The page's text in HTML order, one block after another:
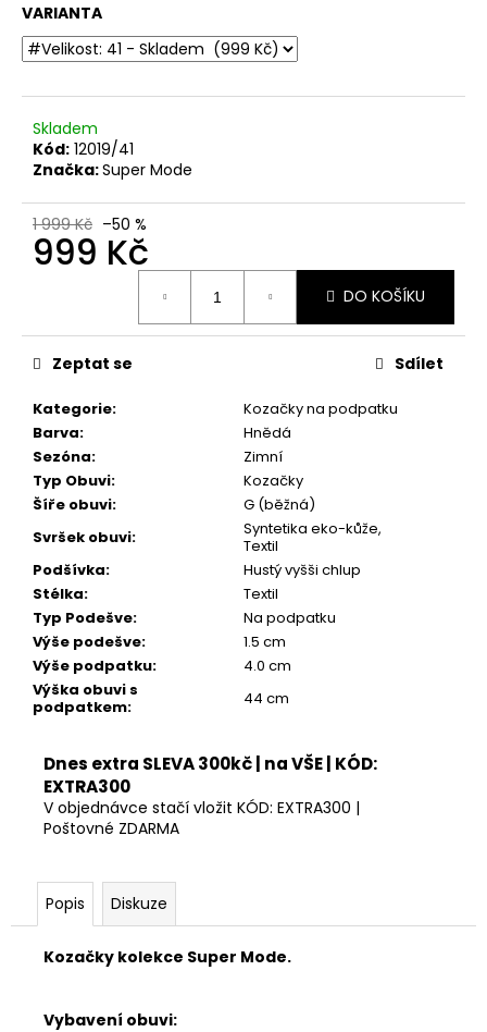
VARIANTA
Skladem
Kód: 12019/41
Značka:Super Mode
1 999 Kč –50 %
999 Kč
DO KOŠÍKU
Kategorie:
Kozačky na podpatku
Barva:
Hnědá
Sezóna:
Zimní
Typ Obuvi:
Kozačky
Šíře obuvi:
G (běžná)
Svršek obuvi:
Syntetika eko-kůže,
Textil
Podšívka:
Hustý vyšši chlup
Stélka:
Textil
Typ Podešve:
Na podpatku
Výše podešve:
1.5 cm
Výše podpatku:
4.0 cm
Výška obuvi s
podpatkem: 44 cm
Zeptat se Sdílet
Dnes extra SLEVA 300kč | na VŠE | KÓD:
EXTRA300
V objednávce stačí vložit KÓD: EXTRA300 |
Poštovné ZDARMA
Popis Diskuze
Kozačky kolekce Super Mode.
Vybavení obuvi:
č
u
j
e
m
e
DÁMSKÉ
SANDÁLY
NA
KLÍNKU
28500-
876
760
Kč
Původně:
499
Kč